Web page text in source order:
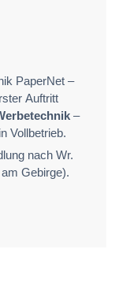
PaperNet –
Auftritt
–
Vollbetrieb.
nach Wr.
Gebirge).